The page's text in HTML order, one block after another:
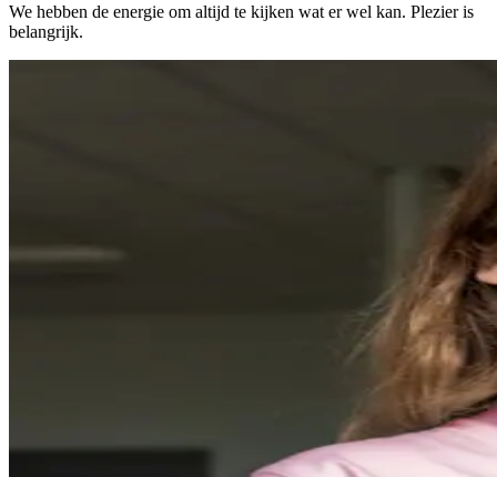
We hebben de energie om altijd te kijken wat er wel kan. Plezier is
belangrijk.